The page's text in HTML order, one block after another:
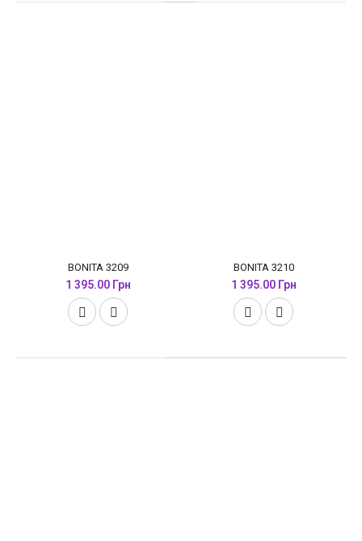
BONITA 3209
1 395.00 Грн
BONITA 3210
1 395.00 Грн